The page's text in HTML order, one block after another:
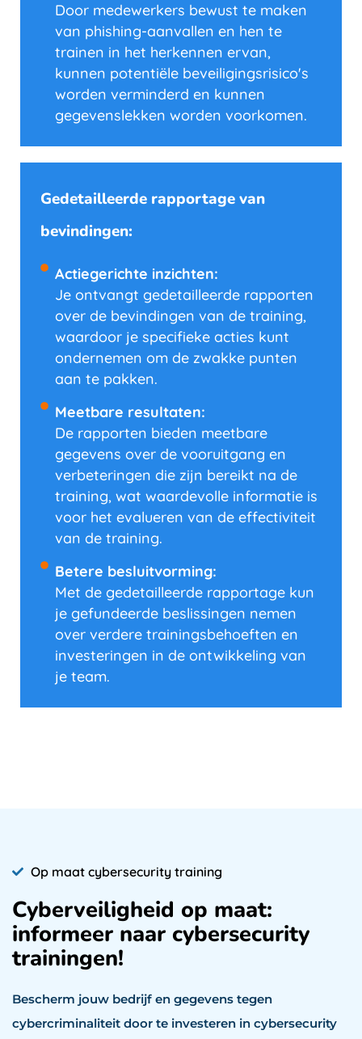
Door medewerkers bewust te maken
van phishing-aanvallen en hen te
trainen in het herkennen ervan,
kunnen potentiële beveiligingsrisico's
worden verminderd en kunnen
gegevenslekken worden voorkomen.
Gedetailleerde rapportage van
bevindingen:
Actiegerichte inzichten:
Je ontvangt gedetailleerde rapporten
over de bevindingen van de training,
waardoor je specifieke acties kunt
ondernemen om de zwakke punten
aan te pakken.
Meetbare resultaten:
De rapporten bieden meetbare
gegevens over de vooruitgang en
verbeteringen die zijn bereikt na de
training, wat waardevolle informatie is
voor het evalueren van de effectiviteit
van de training.
Betere besluitvorming:
Met de gedetailleerde rapportage kun
je gefundeerde beslissingen nemen
over verdere trainingsbehoeften en
investeringen in de ontwikkeling van
je team.
Op maat cybersecurity training
Cyberveiligheid op maat:
informeer naar cybersecurity
trainingen!
Bescherm jouw bedrijf en gegevens tegen
cybercriminaliteit door te investeren in cybersecurity